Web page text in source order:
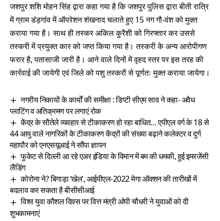
जशपुर शशि मोहन सिंह द्वारा कहा गया है कि जशपुर पुलिस द्वारा बीती रात्रि
में ग्राम डंड़गांव में ऑपरेशन शंखनाद चलाते हुए 15 नग गौ-वंश को मुक्त
कराया गया है। साथ ही तस्कर अकिल कुरैशी को गिरफ्तार कर उससे
तस्करी में प्रयुक्त कार को जप्त किया गया है। तस्करी के अन्य आरोपीगण
फरार है, पतासाजी जारी है। आने वाले दिनों में वृहद स्तर पर इस तरह की
कार्रवाई की जायेगी एवं जिले को पशु तस्करों से पूर्णतः मुक्त कराया जायेगा।
नगरीय निकायों के कार्यों की समीक्षा : डिप्टी सीएम साव ने कहा- अवैध
प्लाटिंग व अतिक्रमण पर लगाएं रोक
केंद्र के सौतेले व्यवहार से टीकाकरण हो रहा बाधित… एपीएल वर्ग के 18 से
44 आयु वाले नागरिकों के टीकाकरण केंद्रों की संख्या बढ़ाने कलेक्टर व दुर्ग
महापौर को एनएसयूआई ने सौंपा ज्ञापन
फुकेट से दिल्ली आ रहे एअर इंडिया के विमान में बम की धमकी, हुई इमरजेंसी
लैंडिंग
कोरोना ने? बिगाड़ा ‘खेल’, आईपीएल-2022 मेगा ऑक्शन की तारीखों में
बदलाव कर सकता है बीसीसीआई
विश्व युवा कौशल दिवस पर वित्त मंत्री ओपी चौधरी ने युवाओं को दी
शुभकामनाएं